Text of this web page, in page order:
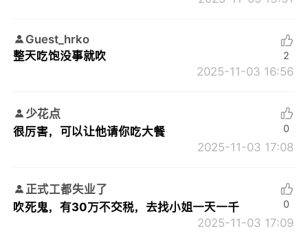
Guest_hrko
整天吃饱没事就吹
2025-11-03 16:56
2
少花点
很厉害，可以让他请你吃大餐
2025-11-03 17:08
0
正式工都失业了
吹死鬼，有30万不交税，去找小姐一天一千
2025-11-03 17:09
0